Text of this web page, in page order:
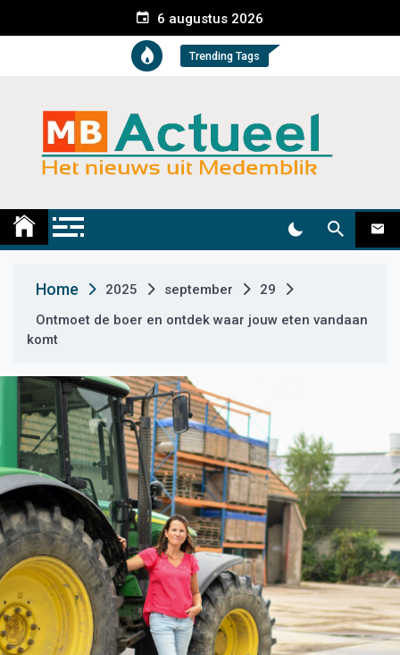
e
t
6 augustus 2026
Trending Tags
Medemblik Actueel
Home 2025 september
29
Ontmoet de boer en ontdek waar jouw eten vandaan
komt